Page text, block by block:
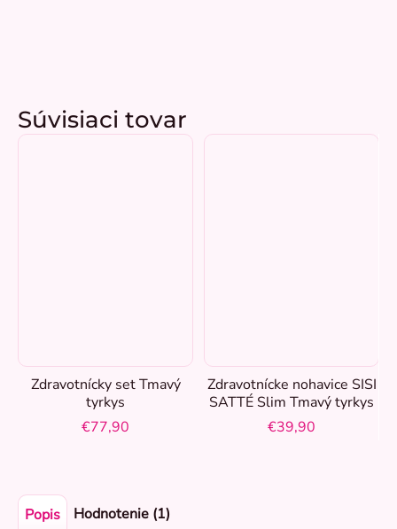
Súvisiaci tovar
Zdravotnícky set Tmavý
tyrkys
€77,90
Zdravotnícke nohavice SISI
SATTÉ Slim Tmavý tyrkys
€39,90
Popis Hodnotenie (1)